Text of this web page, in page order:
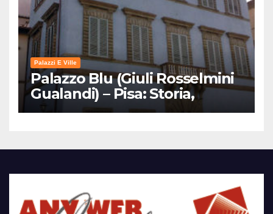
Palazzi E Ville
Palazzo Blu (Giuli Rosselmini
Gualandi) – Pisa: Storia,
Mostre e Info Visita